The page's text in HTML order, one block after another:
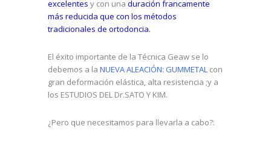
excelentes y con una duración francamente
más reducida que con los métodos
tradicionales de ortodoncia.
El éxito importante de la Técnica Geaw se lo
debemos a la NUEVA ALEACIÓN: GUMMETAL con
gran deformación elástica, alta resistencia ;y a
los ESTUDIOS DEL Dr.SATO Y KIM.
¿Pero que necesitamos para llevarla a cabo?: